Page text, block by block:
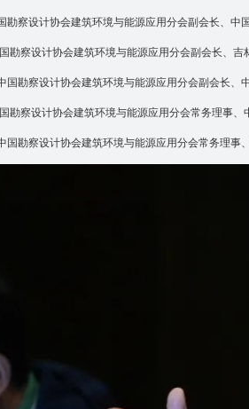
勘察设计协会建筑环境与能源应用分会副会长、中
勘察设计协会建筑环境与能源应用分会副会长、吉
国勘察设计协会建筑环境与能源应用分会副会长、
勘察设计协会建筑环境与能源应用分会常务理事
国勘察设计协会建筑环境与能源应用分会常务理事